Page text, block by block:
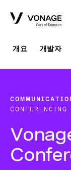
개요 개발자
CONFERENCING